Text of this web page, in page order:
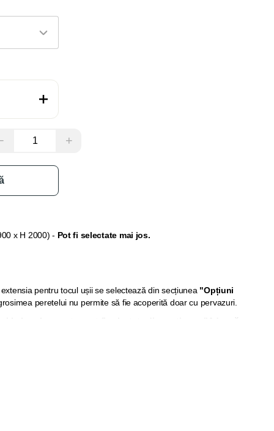
+
x H 2000) - Pot fi selectate mai jos.
pentru tocul ușii se selectează din secțiunea "Opțiuni
peretelui nu permite să fie acoperită doar cu pervazuri.
balamale, acestea pot fi selectate din secțiunea "Adaugă